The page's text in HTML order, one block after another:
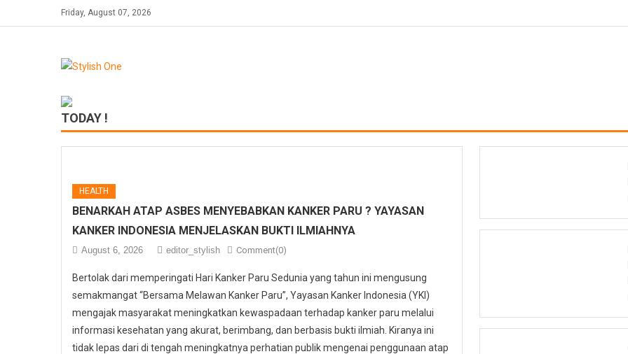
to
Friday, August 07, 2026
TODAY !
HEALTH
BENARKAH ATAP ASBES MENYEBABKAN KANKER PARU ? YAYASAN
KANKER INDONESIA MENJELASKAN BUKTI ILMIAHNYA
August 6, 2026 editor_stylish Comment(0)
Bertolak dari memperingati Hari Kanker Paru Sedunia yang tahun ini mengusung
semakmangat “Bersama Melawan Kanker Paru”, Yayasan Kanker Indonesia (YKI)
mengajak masyarakat meningkatkan kewaspadaan terhadap kanker paru melalui
informasi kesehatan yang akurat, berimbang, dan berbasis bukti ilmiah. Kiranya ini
tidak lepas dari di tengah meningkatnya perhatian publik mengenai penggunaan atap